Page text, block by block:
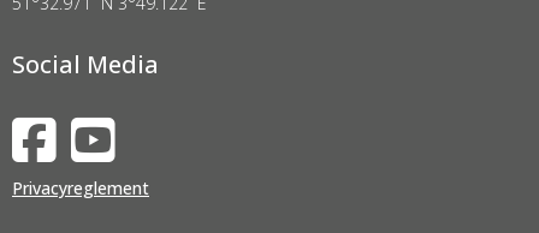
Social Media
Privacyreglement